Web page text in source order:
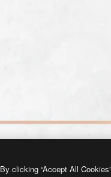
By clicking “Accept All